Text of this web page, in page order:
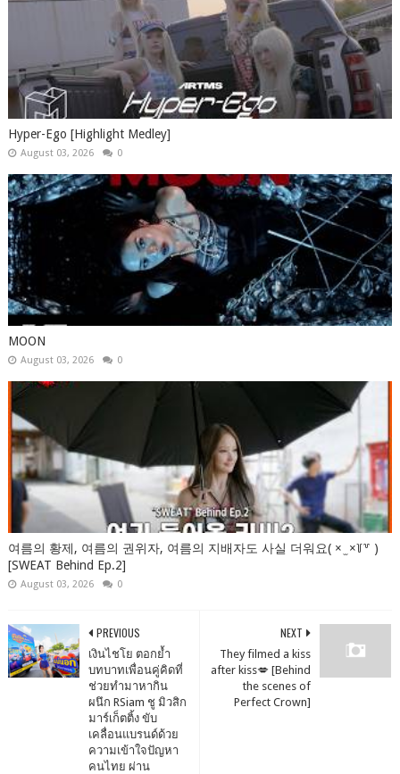
Hyper-Ego [Highlight Medley]
August 03, 2026 0
MOON
August 03, 2026 0
여름의 황제, 여름의 권위자, 여름의 지배자도 사실 더워요( × ̫ ×꒦꒷ )
[SWEAT Behind Ep.2]
August 03, 2026 0
NEXT
They filmed a kiss
after kiss💋 [Behind
the scenes of
Perfect Crown]
PREVIOUS
เงินไชโย ตอกย้ำ
บทบาทเพื่อนคู่คิดที่
ช่วยทำมาหากิน
ผนึก RSiam ชู มิวสิก
มาร์เก็ตติ้ง ขับ
เคลื่อนแบรนด์ด้วย
ความเข้าใจปัญหา
คนไทย ผ่าน